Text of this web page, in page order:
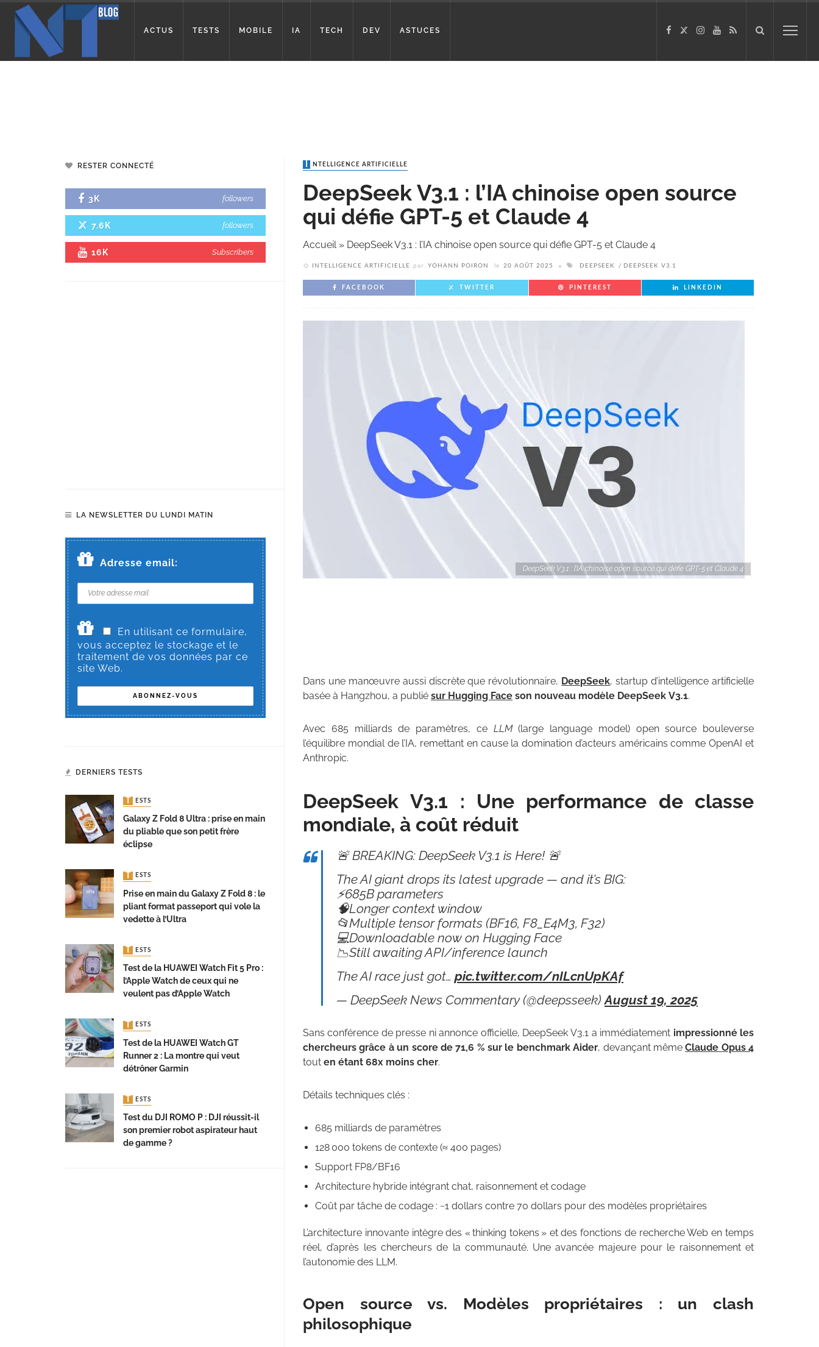
ACTUS TESTS MOBILE IA TECH DEV ASTUCES
INTELLIGENCE ARTIFICIELLE
DeepSeek V3.1 : l’IA chinoise open source
qui défie GPT-5 et Claude 4
Accueil» DeepSeek V3.1 : l’IA chinoise open source qui défie GPT-5 et Claude 4
INTELLIGENCE ARTIFICIELLE par YOHANN POIRON le 20 AOÛT 2025 DEEPSEEK DEEPSEEK V3.1
FACEBOOK TWITTER PINTEREST LINKEDIN
DeepSeek V3.1 : l’IA chinoise open source qui défie GPT-5 et Claude 4
Dans une manœuvre aussi discrète que révolutionnaire, DeepSeek, startup d’intelligence artificielle
basée à Hangzhou, a publié sur Hugging Face son nouveau modèle DeepSeek V3.1.
Avec 685 milliards de paramètres, ce LLM(large language model) open source bouleverse
l’équilibre mondial de l’IA, remettant en cause la domination d’acteurs américains comme OpenAI et
Anthropic.
DeepSeek V3.1 : Une performance de classe
mondiale, à coût réduit
🚨 BREAKING: DeepSeek V3.1 is Here! 🚨
The AI giant drops its latest upgrade — and it’s BIG:
⚡685B parameters
🧠Longer context window
📂Multiple tensor formats (BF16, F8_E4M3, F32)
💻Downloadable now on Hugging Face
📉Still awaiting API/inference launch
The AI race just got… pic.twitter.com/nILcnUpKAf
— DeepSeek News Commentary (@deepsseek)August 19, 2025
Sans conférence de presse ni annonce officielle, DeepSeek V3.1 a immédiatement impressionné les
chercheurs grâce à un score de 71,6 % sur le benchmark Aider, devançant mêmeClaude Opus 4
tout en étant 68x moins cher.
Détails techniques clés :
685 milliards de paramètres
128 000 tokens de contexte (≈ 400 pages)
Support FP8/BF16
Architecture hybride intégrant chat, raisonnement et codage
Coût par tâche de codage : ~1 dollars contre 70 dollars pour des modèles propriétaires
L’architecture innovante intègre des « thinking tokens » et des fonctions de recherche Web en temps
réel, d’après les chercheurs de la communauté. Une avancée majeure pour le raisonnement et
l’autonomie des LLM.
Open source vs. Modèles propriétaires : un clash
philosophique
RESTER CONNECTÉ
3K followers
7.6K followers
16K Subscribers
LA NEWSLETTER DU LUNDI MATIN
Adresse email:
En utilisant ce formulaire,
vous acceptez le stockage et le
traitement de vos données par ce
site Web.
DERNIERS TESTS
TESTS
Galaxy Z Fold 8 Ultra : prise en main
du pliable que son petit frère
éclipse
TESTS
Prise en main du Galaxy Z Fold 8 : le
pliant format passeport qui vole la
vedette à l’Ultra
TESTS
Test de la HUAWEI Watch Fit 5 Pro :
l’Apple Watch de ceux qui ne
veulent pas d’Apple Watch
TESTS
Test de la HUAWEI Watch GT
Runner 2 : La montre qui veut
détrôner Garmin
TESTS
Test du DJI ROMO P : DJI réussit-il
son premier robot aspirateur haut
de gamme ?